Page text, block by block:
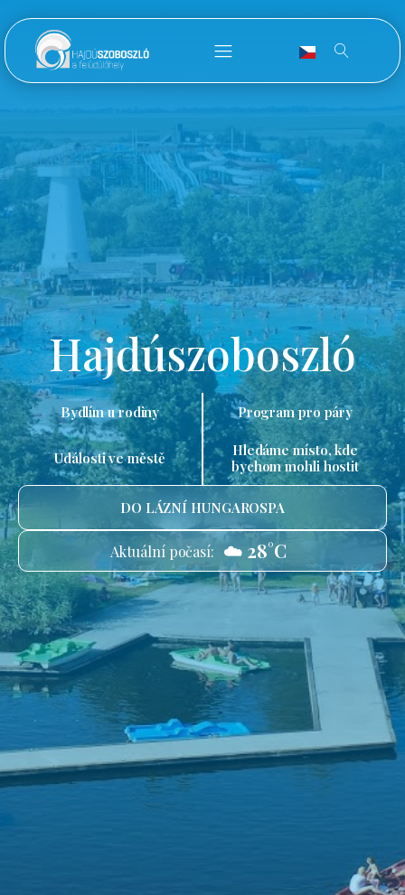
Hajdúszoboszló
Bydlím u rodiny Program pro páry
Události ve městě
Hledáme místo, kde
bychom mohli hostit
DO LÁZNÍ HUNGAROSPA
Aktuální počasí: ☁️ 28°C